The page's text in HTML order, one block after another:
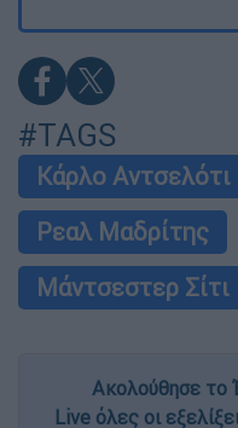
#TAGS
Κάρλο Αντσελότι
Ρεαλ Μαδρίτης
Μάντσεστερ Σίτι
Ακολούθησε το
Live όλες οι